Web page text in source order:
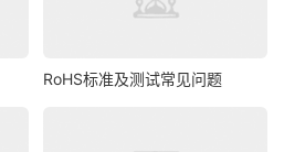
RoHS标准及测试常见问题